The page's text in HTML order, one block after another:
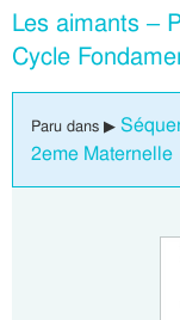
Les aimants –
Cycle
Paru dans ▶
2eme Maternelle